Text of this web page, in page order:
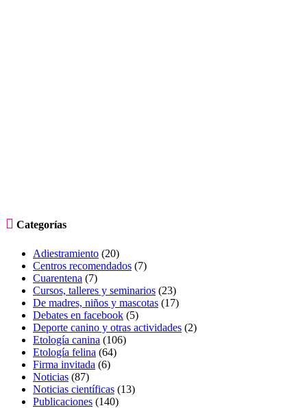
 Categorías
Adiestramiento (20)
Centros recomendados (7)
Cuarentena (7)
Cursos, talleres y seminarios (23)
De madres, niños y mascotas (17)
Debates en facebook (5)
Deporte canino y otras actividades (2)
Etología canina (106)
Etología felina (64)
Firma invitada (6)
Noticias (87)
Noticias científicas (13)
Publicaciones (140)